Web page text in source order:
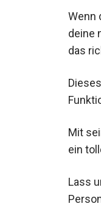
Wenn
deine
das
Mit
ein
Lass